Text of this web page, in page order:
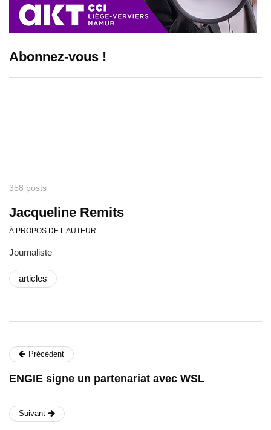
Abonnez-vous !
358 posts
Jacqueline Remits
À PROPOS DE L’AUTEUR
Journaliste
articles
Précédent
ENGIE signe un partenariat avec WSL
Suivant